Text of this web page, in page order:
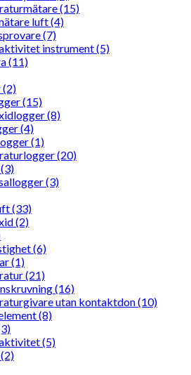
(15)
luft (4)
(7)
instrument (5)
(11)
(2)
(15)
(8)
(4)
(1)
(20)
(3)
(33)
(2)
(6)
(1)
(21)
(16)
utan kontaktdon (10)
(8)
(5)